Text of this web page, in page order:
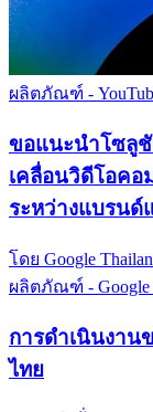
ผลิตภัณฑ์ -
ขอแนะนำโซลู
เคลื่อนวิดีโอค
ระหว่างแบรนด์
โดย Google
ผลิตภัณฑ์ - Google
การดำเนินงาน
ไทย